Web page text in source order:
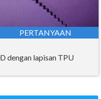
PERTANYAAN
dengan lapisan TPU